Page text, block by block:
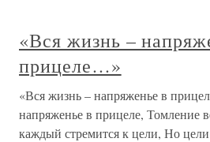
«Вся жизнь –
прицеле…»
«Вся жизнь – напряженье в
напряженье в прицеле, Томление
каждый стремится к цели, Но